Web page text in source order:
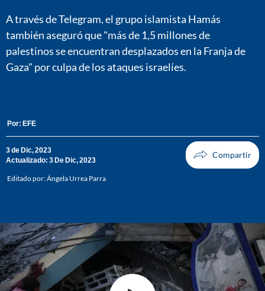
A través de Telegram, el grupo islamista Hamás
también aseguró que "más de 1,5 millones de
palestinos se encuentran desplazados en la Franja de
Gaza" por culpa de los ataques israelíes.
Por: EFE
3 de Dic, 2023
Actualizado: 3 De Dic, 2023
Editado por:Ángela Urrea Parra